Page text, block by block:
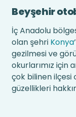
Beyşehir
İç Anadolu
olan şehri Konya
gezilmesi ve
okurlarımız için
çok bilinen ilçesi
güzellikleri